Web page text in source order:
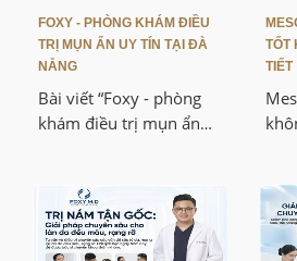
FOXY - PHÒNG KHÁM ĐIỀU
TRỊ MỤN ẨN UY TÍN TẠI ĐÀ
NẴNG
Bài viết “Foxy - phòng
khám điều trị mụn ẩn
hình thành mụn ẩn,
nguyên nhân gây mụn
và các phương pháp
TỐT
TIẾT